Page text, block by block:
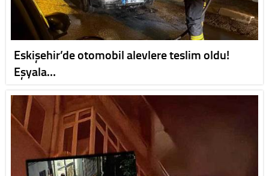
Eskişehir’de otomobil alevlere teslim oldu!
Eşyala…